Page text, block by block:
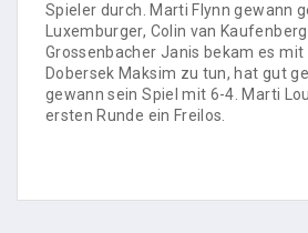
Spieler durch. Marti Flynn gewann
Luxemburger, Colin van
Grossenbacher Janis bekam es mit
Dobersek Maksim zu tun, hat gut
gewann sein Spiel mit 6-4. Marti
ersten Runde ein Freilos.